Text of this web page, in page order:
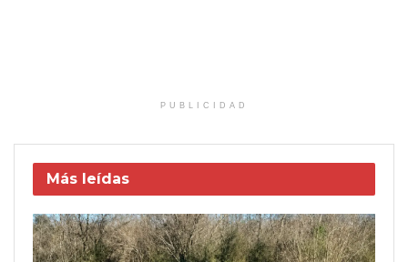
PUBLICIDAD
Más leídas